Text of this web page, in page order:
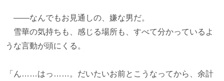
――なんでもお見通しの、嫌な男だ。
雪華の気持ちも、感じる場所も、すべて分かっているよ
うな言動が頭にくる。
「ん……はっ……。だいたいお前とこうなってから、余計